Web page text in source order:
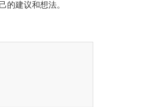
的建议和想法。